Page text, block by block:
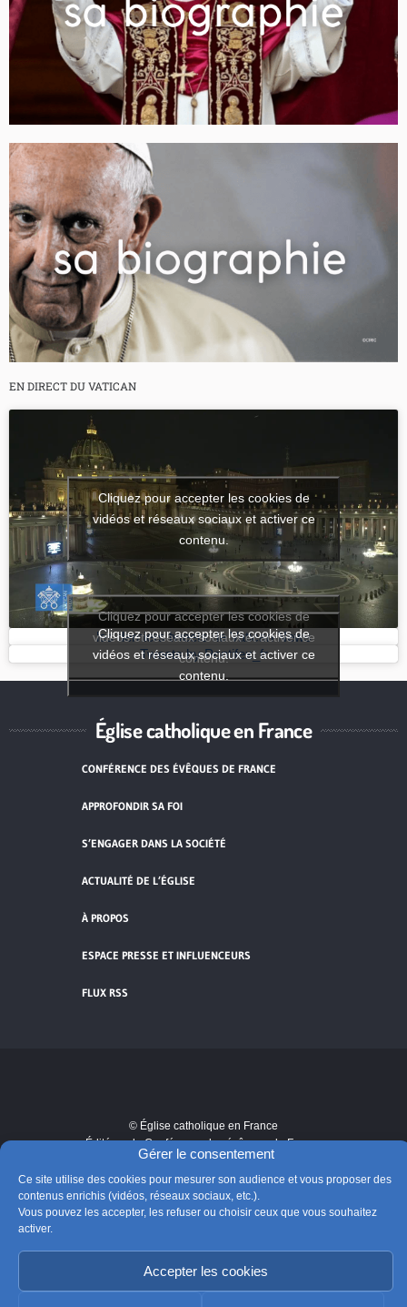
Gérer le consentement
Ce site utilise des cookies pour mesurer son audience et vous proposer des
contenus enrichis (vidéos, réseaux sociaux, etc.).
Vous pouvez les accepter, les refuser ou choisir ceux que vous souhaitez
activer.
Accepter les cookies
EN DIRECT DU VATICAN
Cliquez pour accepter les cookies de
vidéos et réseaux sociaux et activer ce
contenu.
les derniers tweets de Vatican News
Cliquez pour accepter les cookies de
vidéos et réseaux sociaux et activer ce
contenu.
Tweets by Pontifex_fr
Cliquez pour accepter les cookies de
vidéos et réseaux sociaux et activer ce
contenu.
Église catholique en France
CONFÉRENCE DES ÉVÊQUES DE FRANCE
APPROFONDIR SA FOI
S’ENGAGER DANS LA SOCIÉTÉ
ACTUALITÉ DE L’ÉGLISE
À PROPOS
ESPACE PRESSE ET INFLUENCEURS
FLUX RSS
contenu.
© Église catholique en France
Édité par la Conférence des évêques de France